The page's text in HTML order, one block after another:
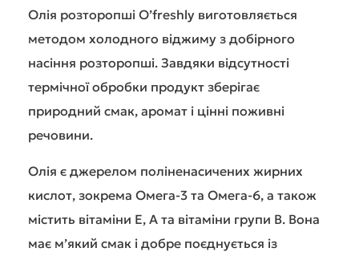
Олія розторопші O’freshly виготовляється
методом холодного віджиму з добірного
насіння розторопші. Завдяки відсутності
термічної обробки продукт зберігає
природний смак, аромат і цінні поживні
речовини.
Олія є джерелом поліненасичених жирних
кислот, зокрема Омега-3 та Омега-6, а також
містить вітаміни Е, А та вітаміни групи B. Вона
має м’який смак і добре поєднується із